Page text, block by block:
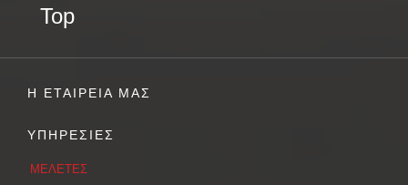
Top
Η ΕΤΑΙΡΕΙΑ ΜΑΣ
ΥΠΗΡΕΣΙΕΣ
ΜΕΛΕΤΕΣ